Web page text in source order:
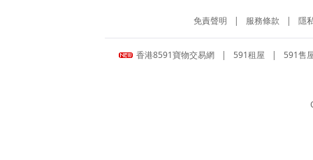
免責聲明 | 服務條款 | 隱
香港8591寶物交易網 | 591租屋 | 591售